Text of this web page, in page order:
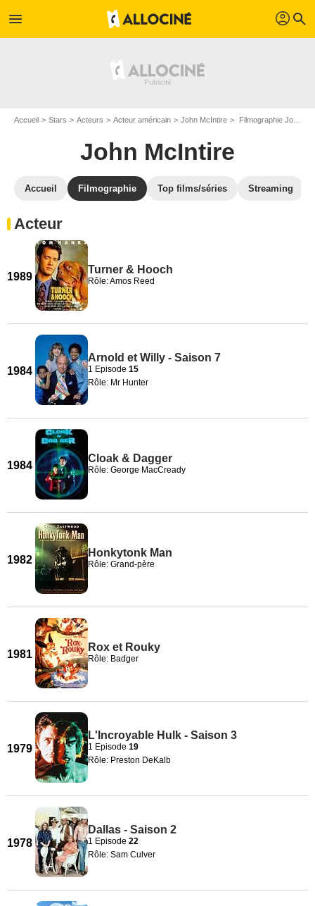
menu profil search
Accueil Stars Acteurs Acteur américain John McIntire Filmographie John McIntire
John McIntire
Accueil Filmographie Top films/séries Streaming
Acteur
1989
Turner & Hooch
Rôle: Amos Reed
1984
Arnold et Willy - Saison 7
1 Episode 15
Rôle: Mr Hunter
1984
Cloak & Dagger
Rôle: George MacCready
1982
Honkytonk Man
Rôle: Grand-père
1981
Rox et Rouky
Rôle: Badger
1979
L'Incroyable Hulk - Saison 3
1 Episode 19
Rôle: Preston DeKalb
1978
Dallas - Saison 2
1 Episode 22
Rôle: Sam Culver